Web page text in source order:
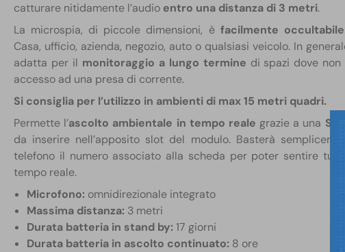
catturare nitidamente l’audio entro una distanza di 3 metri.
La microspia, di piccole dimensioni, è facilmente
Casa, ufficio, azienda, negozio, auto o qualsiasi veicolo. In
adatta per il monitoraggio a lungo termine di spazi dove
accesso ad una presa di corrente.
Si consiglia per l’utilizzo in ambienti di max 15 metri quadri.
Permette l’ascolto ambientale in tempo reale grazie a una
da inserire nell’apposito slot del modulo. Basterà
telefono il numero associato alla scheda per poter sentire
tempo reale.
Microfono: omnidirezionale integrato
Massima distanza: 3 metri
Durata batteria in stand by: 17 giorni
Durata batteria in ascolto continuato: 8 ore